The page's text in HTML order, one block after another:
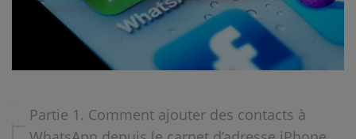
Partie 1. Comment ajouter des contacts à